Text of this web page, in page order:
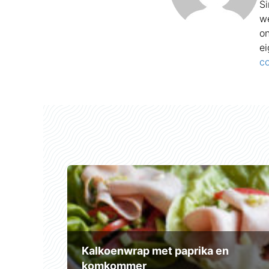
Kalkoenwrap met paprika en
komkommer